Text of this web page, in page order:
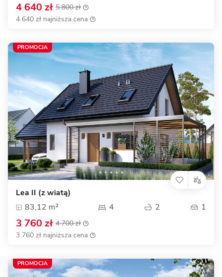
4 640 zł 5 800 zł
4 640 zł najniższa cena
Lea II (z wiatą)
83,12 m²
4 2 1
3 760 zł 4 700 zł
3 760 zł najniższa cena
PROMOCJA
PROMOCJA